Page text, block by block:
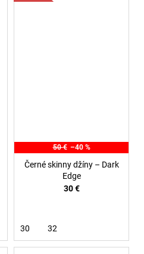
50 € –40 %
Černé skinny džíny – Dark
Edge
30 €
30 32